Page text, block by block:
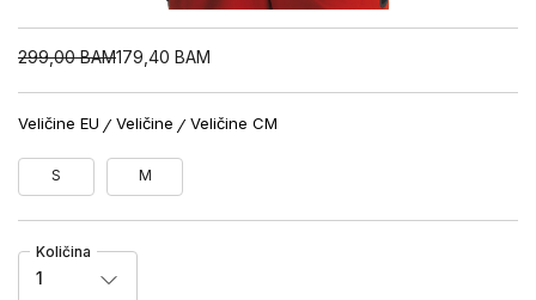
299,00 BAM179,40 BAM
Veličine EU Veličine Veličine CM
S M
Količina
1